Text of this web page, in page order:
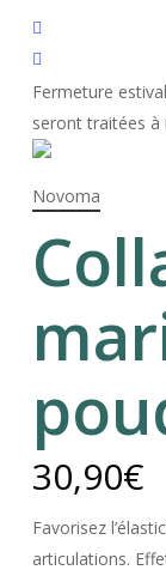
facebook
instagram
Fermeture
seront traitées
Augustine
Novoma
30,90€
Favorisez
articulations.